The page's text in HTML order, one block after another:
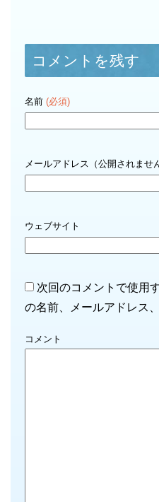
コメントを残す
名前 (必須)
メールアドレス（公開されませ
ウェブサイト
次回のコメントで使用
の名前、メールアドレス
コメント